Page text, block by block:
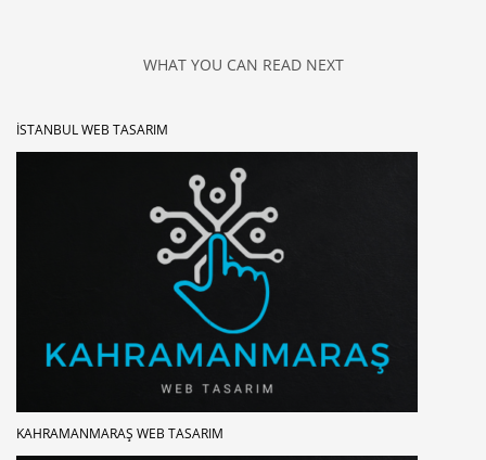
WHAT YOU CAN READ NEXT
İSTANBUL WEB TASARIM
KAHRAMANMARAŞ WEB TASARIM